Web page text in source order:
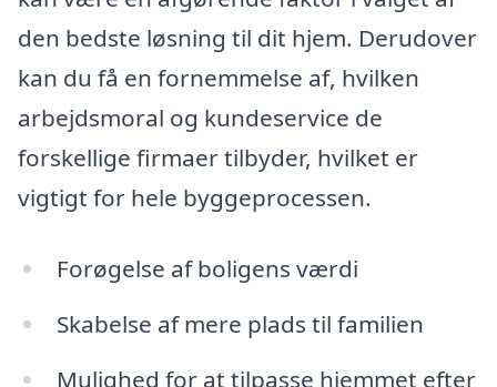
den bedste løsning til dit hjem. Derudover
kan du få en fornemmelse af, hvilken
arbejdsmoral og kundeservice de
forskellige firmaer tilbyder, hvilket er
vigtigt for hele byggeprocessen.
Forøgelse af boligens værdi
Skabelse af mere plads til familien
Mulighed for at tilpasse hjemmet efter